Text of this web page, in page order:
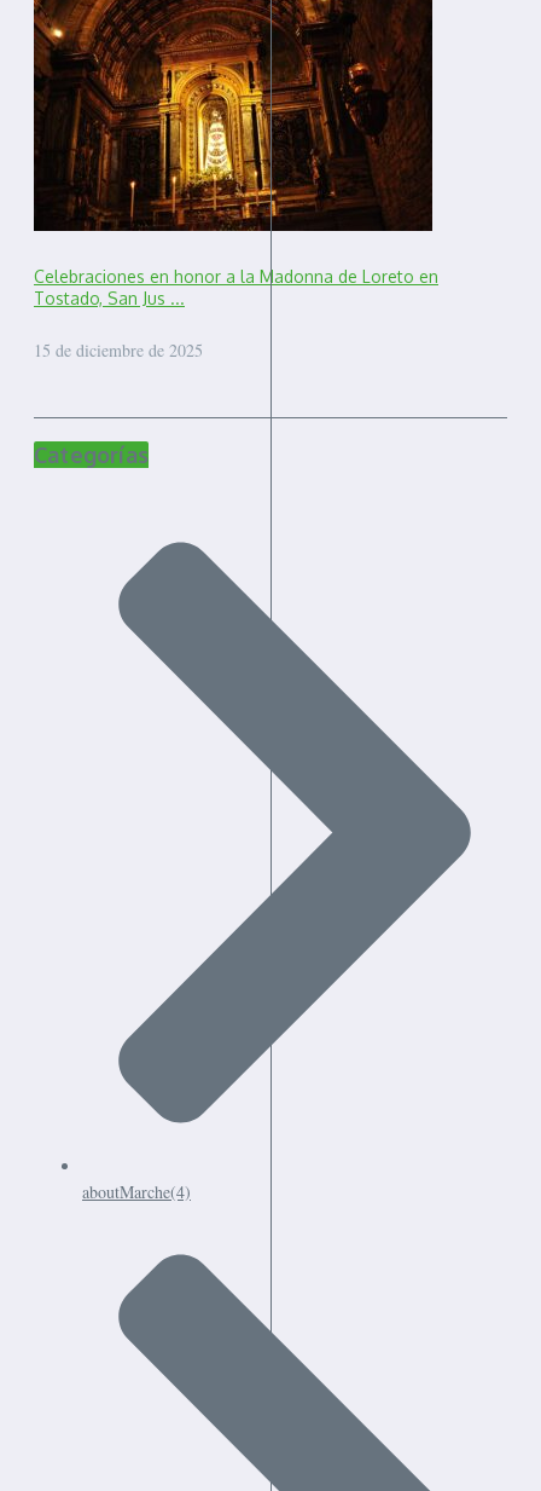
Celebraciones en honor a la Madonna de Loreto en
Tostado, San Jus ...
15 de diciembre de 2025
Categorías
aboutMarche(4)